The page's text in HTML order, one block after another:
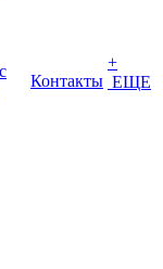
Контакты
+
ЕЩЕ